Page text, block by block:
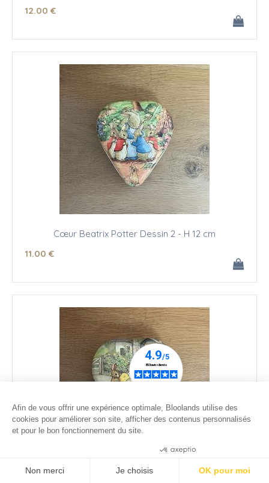
12.00 €
Cœur Beatrix Potter Dessin 2 - H 12 cm
11.00 €
Coeur de Pâques Beatrix Potter Dessin 6 - H 12 cm
Afin de vous offrir une expérience optimale, Bloolands utilise des
cookies pour améliorer son site, afficher des contenus personnalisés
et pour le bon fonctionnement du site.
Non merci Je choisis OK pour moi